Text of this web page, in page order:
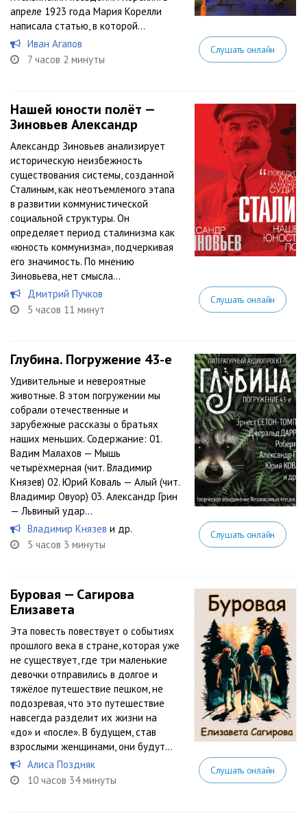
апреле 1923 года Мария Корелли
написала статью, в которой...
Иван Агапов
7 часов 2 минуты
Слушать онлайн
Нашей юности полёт —
Зиновьев Александр
Александр Зиновьев анализирует
историческую неизбежность
существования системы, созданной
Сталиным, как неотъемлемого этапа
в развитии коммунистической
социальной структуры. Он
определяет период сталинизма как
«юность коммунизма», подчеркивая
его значимость. По мнению
Зиновьева, нет смысла...
Дмитрий Пучков
5 часов 11 минут
Слушать онлайн
Глубина. Погружение 43-е
Удивительные и невероятные
животные. В этом погружении мы
собрали отечественные и
зарубежные рассказы о братьях
наших меньших. Содержание: 01.
Вадим Малахов — Мышь
четырёхмерная (чит. Владимир
Князев) 02. Юрий Коваль — Алый (чит.
Владимир Овуор) 03. Александр Грин
— Львиный удар...
Владимир Князев и др.
5 часов 3 минуты
Слушать онлайн
Буровая — Сагирова
Елизавета
Эта повесть повествует о событиях
прошлого века в стране, которая уже
не существует, где три маленькие
девочки отправились в долгое и
тяжёлое путешествие пешком, не
подозревая, что это путешествие
навсегда разделит их жизни на
«до» и «после». В будущем, став
взрослыми женщинами, они будут...
Алиса Поздняк
10 часов 34 минуты
Слушать онлайн